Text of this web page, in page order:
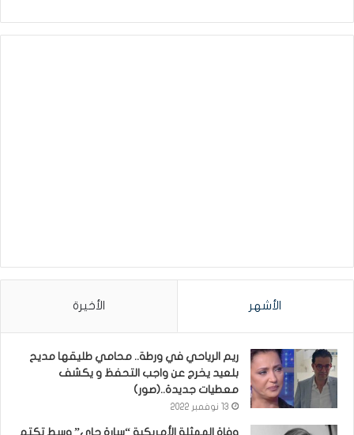
الأشهر الأخيرة
ريم الرياحي في ورطة.. محامي طليقها مديح
بلعيد يخرج عن واجب التحفظ و يكشف
معطيات جديدة..(صور)
13 نوفمبر 2022
وفاة الممثلة الأمريكية “سارة جاي” وسط تكتم